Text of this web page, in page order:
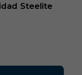
Steelite